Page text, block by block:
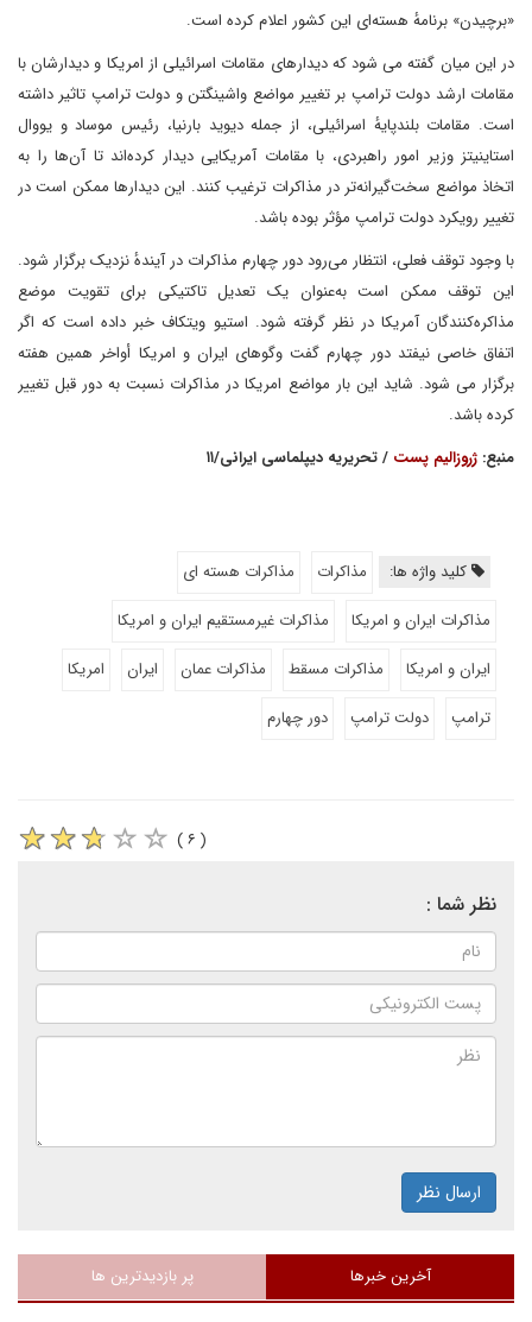
«برچیدن» برنامهٔ هسته‌ای این کشور اعلام کرده است.
در این میان گفته می شود که دیدارهای مقامات اسرائیلی از امریکا و دیدارشان با
مقامات ارشد دولت ترامپ بر تغییر مواضع واشینگتن و دولت ترامپ تاثیر داشته
است. مقامات بلندپایهٔ اسرائیلی، از جمله دیوید بارنیا، رئیس موساد و یووال
استاینیتز وزیر امور راهبردی، با مقامات آمریکایی دیدار کرده‌اند تا آن‌ها را به
اتخاذ مواضع سخت‌گیرانه‌تر در مذاکرات ترغیب کنند. این دیدارها ممکن است در
تغییر رویکرد دولت ترامپ مؤثر بوده باشد.
با وجود توقف فعلی، انتظار می‌رود دور چهارم مذاکرات در آیندهٔ نزدیک برگزار شود.
این توقف ممکن است به‌عنوان یک تعدیل تاکتیکی برای تقویت موضع
مذاکره‌کنندگان آمریکا در نظر گرفته شود. استیو ویتکاف خبر داده است که اگر
اتفاق خاصی نیفتد دور چهارم گفت وگوهای ایران و امریکا أواخر همین هفته
برگزار می شود. شاید این بار مواضع امریکا در مذاکرات نسبت به دور قبل تغییر
کرده باشد.
منبع: ژروزالیم پست / تحریریه دیپلماسی ایرانی/۱۱
کلید واژه ها: مذاکرات
مذاکرات هسته ای
مذاکرات ایران و امریکا
مذاکرات غیرمستقیم ایران و امریکا
ایران و امریکا
مذاکرات مسقط مذاکرات عمان ایران
امریکا
ترامپ
دولت ترامپ دور چهارم
( ۶ )
نظر شما :
ارسال نظر
آخرین خبرها پر بازدیدترین ها